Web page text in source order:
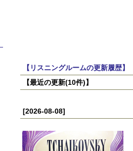
【リスニングルームの更新履歴】
【最近の更新(10件)】
[2026-08-08]